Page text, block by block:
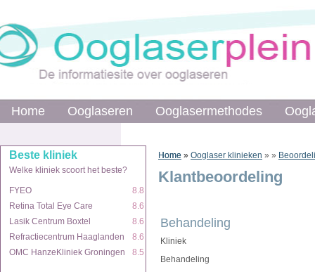
Home Ooglaseren Ooglasermethodes
Beste kliniek
Welke kliniek scoort het beste?
FYEO
8.8
Retina Total Eye Care
8.6
Lasik Centrum Boxtel
8.6
Refractiecentrum Haaglanden
8.6
OMC HanzeKliniek Groningen
8.5
Home »
Home Ooglaseren Ooglasermethodes
Beste kliniek
Welke kliniek scoort het beste?
FYEO
8.8
Retina Total Eye Care
8.6
Lasik Centrum Boxtel
8.6
Refractiecentrum Haaglanden
8.6
OMC HanzeKliniek Groningen
8.5
Home » Ooglaser klinieken » »
Klantbeoordeling
Behandeling
Kliniek
Behandeling